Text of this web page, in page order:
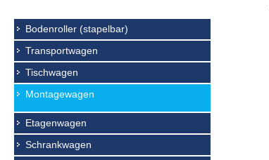
Bodenroller (stapelbar)
Transportwagen
Tischwagen
Montagewagen
Etagenwagen
Schrankwagen